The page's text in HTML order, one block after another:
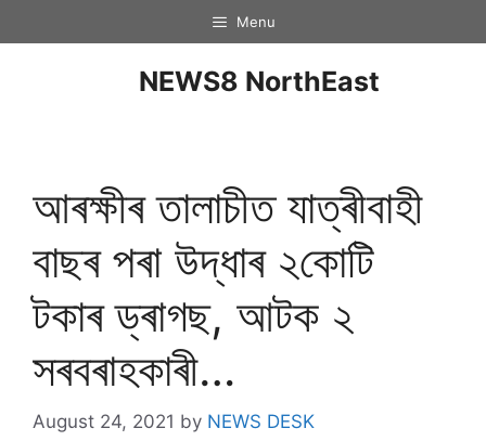
Menu
NEWS8 NorthEast
আৰক্ষীৰ তালাচীত যাত্ৰীবাহী
বাছৰ পৰা উদ্ধাৰ ২কোটি
টকাৰ ড্ৰাগছ, আটক ২
সৰবৰাহকাৰী…
August 24, 2021 by NEWS DESK